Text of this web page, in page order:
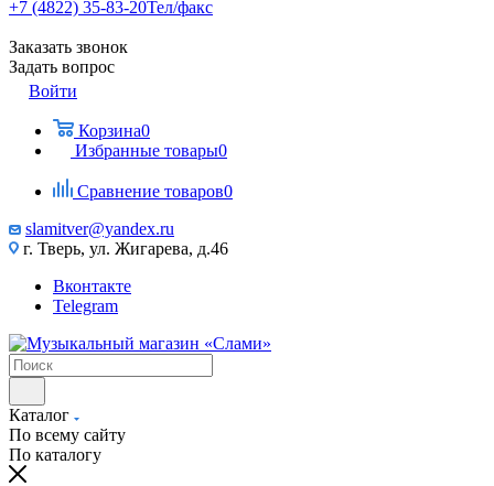
+7 (4822) 35-83-20Тел/факс
Заказать звонок
Задать вопрос
Войти
Корзина0
Избранные товары0
Сравнение товаров0
slamitver@yandex.ru
г. Тверь, ул. Жигарева, д.46
Вконтакте
Telegram
Каталог
По всему сайту
По каталогу